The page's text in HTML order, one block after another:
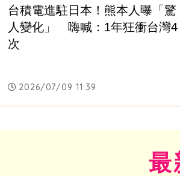
台積電進駐日本！熊本人曝「驚
人變化」　嗨喊：1年狂衝台灣4
次
2026/07/09 11:39
最